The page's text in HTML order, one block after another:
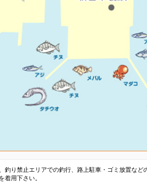
り禁止エリアでの釣行、路上駐車・ゴミ放置など
着用下さい。